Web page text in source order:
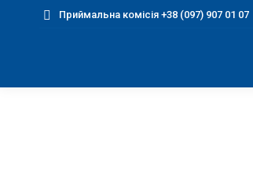
Приймальна комісія +38 (097) 907 01 07